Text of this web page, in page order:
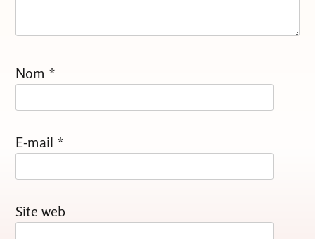
Nom *
E-mail *
Site web